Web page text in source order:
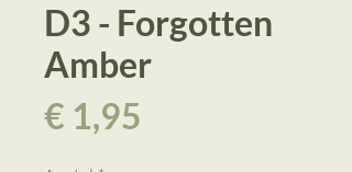
D3 - Forgotten
Amber
€ 1,95